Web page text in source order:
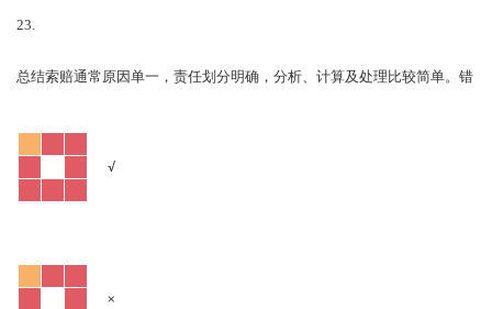
23.
总结索赔通常原因单一，责任划分明确，分析、计算及处理比较简单。 错
√
×